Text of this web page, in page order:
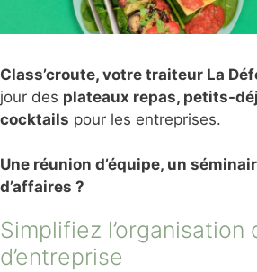
Class’croute, votre traiteur La
jour des plateaux repas, petits-
cocktails pour les entreprises.
Une réunion d’équipe, un
d’affaires ?
Simplifiez l’organisation
d’entreprise